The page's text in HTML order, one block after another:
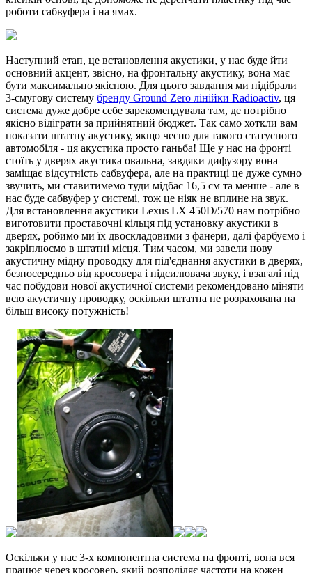
роботи сабвуфера і на ямах.
Наступний етап, це встановлення акустики, у нас буде йти
основний акцент, звісно, на фронтальну акустику, вона має
бути максимально якісною. Для цього завдання ми підібрали
3-смугову систему бренду Ground Zero лінійки Radioactiv, ця
система дуже добре себе зарекомендувала там, де потрібно
якісно відіграти за прийнятний бюджет. Так само хоткли вам
показати штатну акустику, якщо чесно для такого статусного
автомобіля - ця акустика просто ганьба! Ще у нас на фронті
стоїть у дверях акустика овальна, завдяки дифузору вона
заміщає відсутність сабвуфера, але на практиці це дуже сумно
звучить, ми ставитимемо туди мідбас 16,5 см та менше - але в
нас буде сабвуфер у системі, тож це ніяк не вплине на звук.
Для встановлення акустики Lexus LX 450D/570 нам потрібно
виготовити проставочні кільця під установку акустики в
дверях, робимо ми їх двоскладовими з фанери, далі фарбуємо і
закріплюємо в штатні місця. Тим часом, ми завели нову
акустичну мідну проводку для під'єднання акустики в дверях,
безпосередньо від кросовера і підсилювача звуку, і взагалі під
час побудови нової акустичної системи рекомендовано міняти
всю акустичну проводку, оскільки штатна не розрахована на
більш високу потужність!
Оскільки у нас 3-х компонентна система на фронті, вона вся
працює через кросовер, який розподіляє частоти на кожен